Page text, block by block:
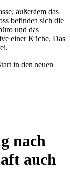
außerdem das
befinden sich die
und das
einer Küche. Das
in den neuen
nach
auch